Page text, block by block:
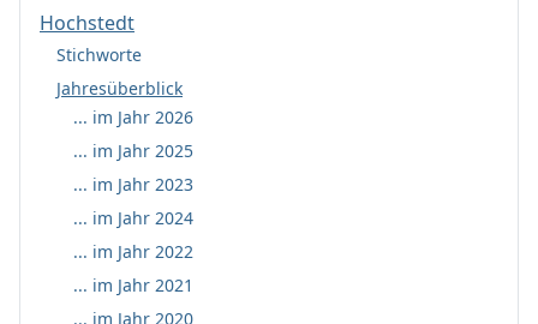
Hochstedt
Stichworte
Jahresüberblick
... im Jahr 2026
... im Jahr 2025
... im Jahr 2023
... im Jahr 2024
... im Jahr 2022
... im Jahr 2021
... im Jahr 2020